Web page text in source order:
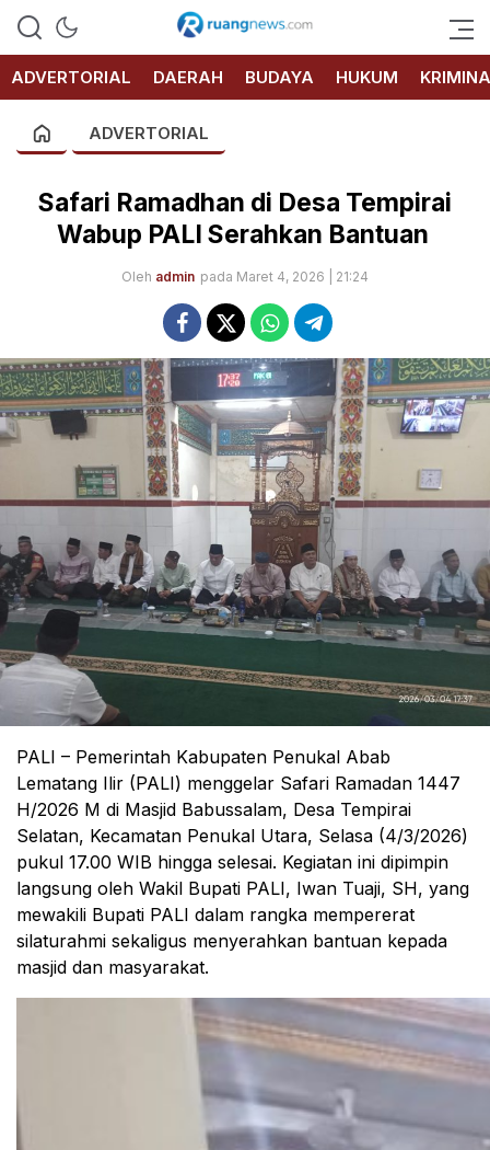
RUANG
NEWS
ADVERTORIAL
DAERAH BUDAYA HUKUM
ADVERTORIAL
Safari Ramadhan di Desa Tempirai
Wabup PALI Serahkan Bantuan
Oleh admin pada Maret 4, 2026 | 21:24
PALI – Pemerintah Kabupaten Penukal Abab
Lematang Ilir (PALI) menggelar Safari Ramadan 1447
H/2026 M di Masjid Babussalam, Desa Tempirai
Selatan, Kecamatan Penukal Utara, Selasa (4/3/2026)
pukul 17.00 WIB hingga selesai. Kegiatan ini dipimpin
langsung oleh Wakil Bupati PALI, Iwan Tuaji, SH, yang
mewakili Bupati PALI dalam rangka mempererat
silaturahmi sekaligus menyerahkan bantuan kepada
masjid dan masyarakat.